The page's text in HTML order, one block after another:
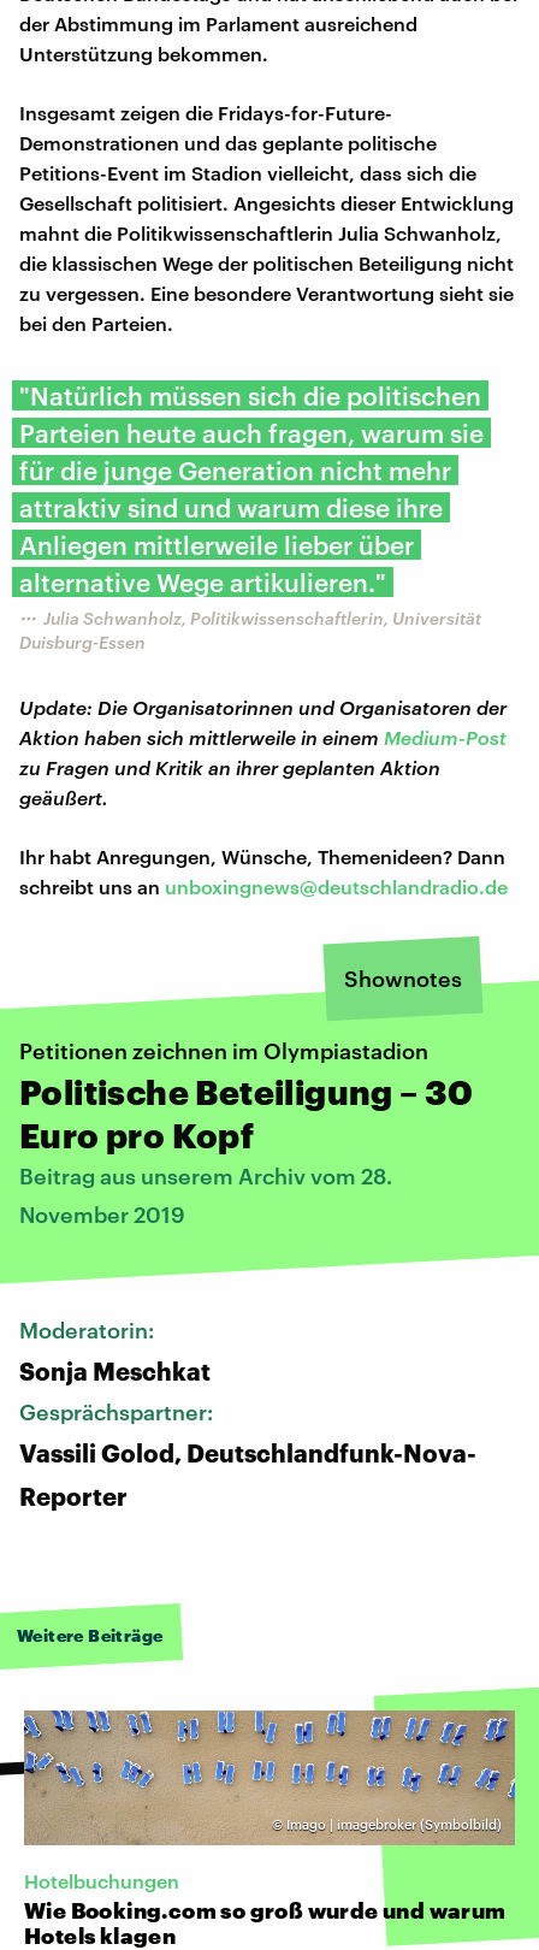
der Abstimmung im Parlament ausreichend
Unterstützung bekommen.
Insgesamt zeigen die Fridays-for-Future-
Demonstrationen und das geplante politische
Petitions-Event im Stadion vielleicht, dass sich die
Gesellschaft politisiert. Angesichts dieser Entwicklung
mahnt die Politikwissenschaftlerin Julia Schwanholz,
die klassischen Wege der politischen Beteiligung nicht
zu vergessen. Eine besondere Verantwortung sieht sie
bei den Parteien.
"Natürlich müssen sich die politischen
Parteien heute auch fragen, warum sie
für die junge Generation nicht mehr
attraktiv sind und warum diese ihre
Anliegen mittlerweile lieber über
alternative Wege artikulieren."
Julia Schwanholz, Politikwissenschaftlerin, Universität
Duisburg-Essen
Update: Die Organisatorinnen und Organisatoren der
Aktion haben sich mittlerweile in einem Medium-Post
zu Fragen und Kritik an ihrer geplanten Aktion
geäußert.
Ihr habt Anregungen, Wünsche, Themenideen? Dann
schreibt uns an unboxingnews@deutschlandradio.de
Shownotes
Petitionen zeichnen im Olympiastadion
Politische Beteiligung – 30
Euro pro Kopf
Beitrag aus unserem Archiv vom 28.
November 2019
Moderatorin:
Sonja Meschkat
Gesprächspartner:
Vassili Golod, Deutschlandfunk-Nova-
Reporter
Weitere Beiträge
©Imago | imagebroker (Symbolbild)
Hotelbuchungen
Wie Booking.com so groß wurde und warum
Hotels klagen